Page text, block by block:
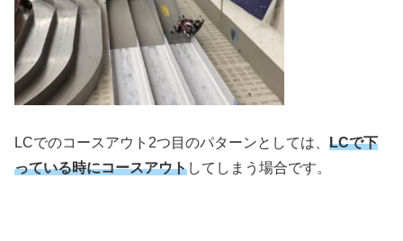
LCでのコースアウト2つ目のパターンとしては、 LCで下
っている時にコースアウトしてしまう場合です。